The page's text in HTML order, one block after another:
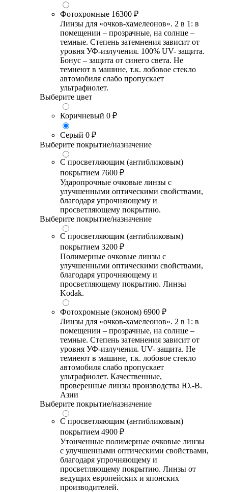
Фотохромные 16300 ₽
Линзы для «очков-хамелеонов». 2 в 1: в
помещении – прозрачные, на солнце –
темные. Степень затемнения зависит от
уровня УФ-излучения. 100% UV- защита.
Бонус – защита от синего света. Не
темнеют в машине, т.к. лобовое стекло
автомобиля слабо пропускает
ультрафиолет.
Выберите цвет
Коричневый 0 ₽
Серый 0 ₽
Выберите покрытие/назначение
С просветляющим (антибликовым)
покрытием 7600 ₽
Ударопрочные очковые линзы с
улучшенными оптическими свойствами,
благодаря упрочняющему и
просветляющему покрытию.
Выберите покрытие/назначение
С просветляющим (антибликовым)
покрытием 3200 ₽
Полимерные очковые линзы с
улучшенными оптическими свойствами,
благодаря упрочняющему и
просветляющему покрытию. Линзы
Kodak.
Фотохромные (эконом) 6900 ₽
Линзы для «очков-хамелеонов». 2 в 1: в
помещении – прозрачные, на солнце –
темные. Степень затемнения зависит от
уровня УФ-излучения. UV- защита. Не
темнеют в машине, т.к. лобовое стекло
автомобиля слабо пропускает
ультрафиолет. Качественные,
проверенные линзы производства Ю.-В.
Азии
Выберите покрытие/назначение
С просветляющим (антибликовым)
покрытием 4900 ₽
Утонченные полимерные очковые линзы
с улучшенными оптическими свойствами,
благодаря упрочняющему и
просветляющему покрытию. Линзы от
ведущих европейских и японских
производителей.